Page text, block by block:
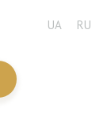
UA RU